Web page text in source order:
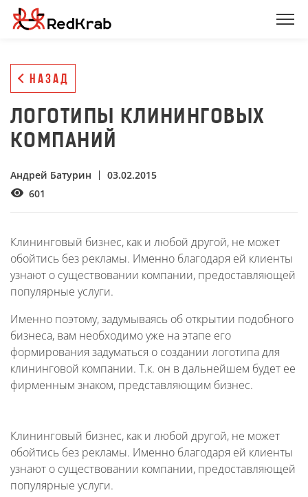
НАЗАД
ЛОГОТИПЫ КЛИНИНГОВЫХ
КОМПАНИЙ
Андрей Батурин
03.02.2015
601
Клининговый бизнес, как и любой другой, не может
обойтись без рекламы. Именно благодаря ей клиенты
узнают о существовании компании, предоставляющей
популярные услуги.
Именно поэтому, задумываясь об открытии подобного
бизнеса, вам необходимо уже на этапе его
формирования задуматься о создании логотипа для
клининговой компании. Т.к. он в дальнейшем будет ее
фирменным знаком, представляющим бизнес.
Клининговый бизнес, как и любой другой, не может
обойтись без рекламы. Именно благодаря ей клиенты
узнают о существовании компании, предоставляющей
популярные услуги.